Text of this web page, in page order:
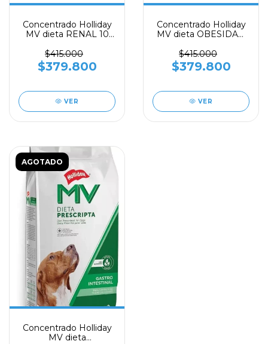
Concentrado Holliday
MV dieta RENAL 10
$415.000
$379.800
VER
Concentrado Holliday
MV dieta OBESIDAD
$415.000
$379.800
VER
AGOTADO
Concentrado Holliday
MV dieta